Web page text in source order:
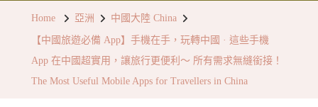
Home 亞洲 中國大陸 China
【中國旅遊必備 App】手機在手，玩轉中國 · 這些手機
App 在中國超實用，讓旅行更便利～ 所有需求無縫銜接！
The Most Useful Mobile Apps for Travellers in China